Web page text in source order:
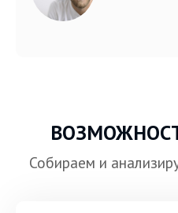
Собираем и